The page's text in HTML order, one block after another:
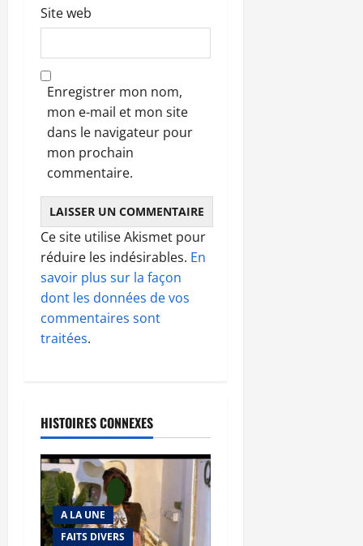
Site web
Enregistrer mon nom,
mon e-mail et mon site
dans le navigateur pour
mon prochain
commentaire.
Ce site utilise Akismet pour
réduire les indésirables. En
savoir plus sur la façon
dont les données de vos
commentaires sont
traitées.
HISTOIRES CONNEXES
A LA UNE
FAITS DIVERS